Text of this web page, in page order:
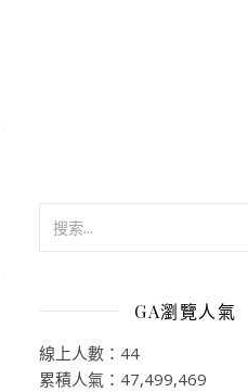
GA瀏覽人氣
線上人數：44
累積人氣：47,499,469